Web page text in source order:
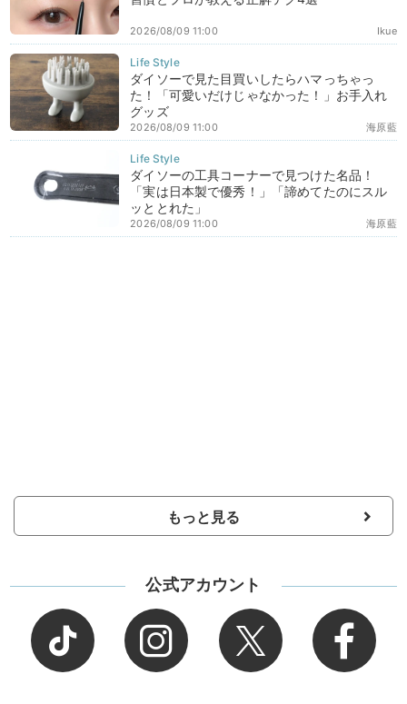
Ikue
2026/08/09 11:00
ダイソーで見た目買いしたらハマっちゃっ
た！「可愛いだけじゃなかった！」お手入れ
グッズ
海原藍
2026/08/09 11:00
ダイソーの工具コーナーで見つけた名品！
「実は日本製で優秀！」「諦めてたのにスル
ッととれた」
海原藍
2026/08/09 11:00
もっと見る
公式アカウント